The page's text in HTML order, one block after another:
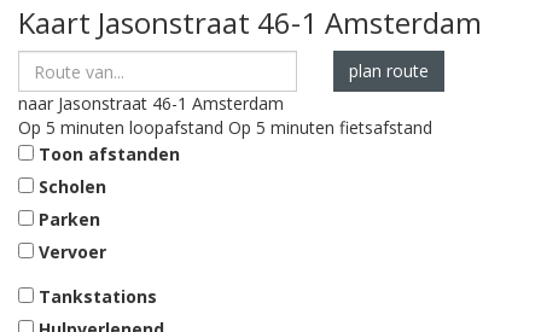
Kaart Jasonstraat 46-1 Amsterdam
plan route
naar Jasonstraat 46-1 Amsterdam
Op 5 minuten loopafstand Op 5 minuten fietsafstand
Toon afstanden
Scholen
Parken
Vervoer
Tankstations